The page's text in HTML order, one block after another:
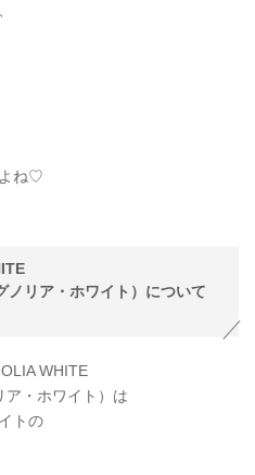
ね♡
ノリア・ホワイト）について
WHITE
ア・ホワイト）は
トの